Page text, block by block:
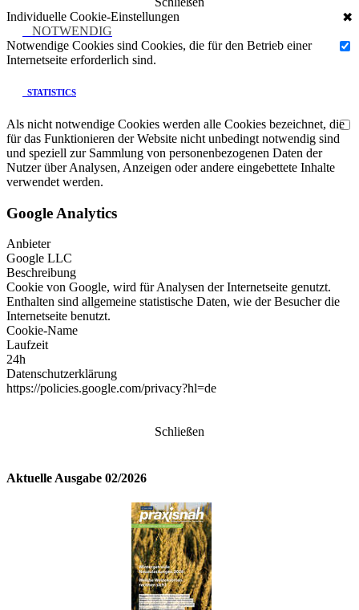
Individuelle Cookie-Einstellungen
✖
NOTWENDIG
Notwendige Cookies sind Cookies, die für den Betrieb einer
Internetseite erforderlich sind.
STATISTICS
Als nicht notwendige Cookies werden alle Cookies bezeichnet, die
für das Funktionieren der Website nicht unbedingt notwendig sind
und speziell zur Sammlung von personenbezogenen Daten der
Nutzer über Analysen, Anzeigen oder andere eingebettete Inhalte
verwendet werden.
Google Analytics
Anbieter
Google LLC
Beschreibung
Cookie von Google, wird für Analysen der Internetseite genutzt.
Enthalten sind allgemeine statistische Daten, wie der Besucher die
Internetseite benutzt.
Cookie-Name
Laufzeit
24h
Datenschutzerklärung
https://policies.google.com/privacy?hl=de
Schließen
Aktuelle Ausgabe 02/2026